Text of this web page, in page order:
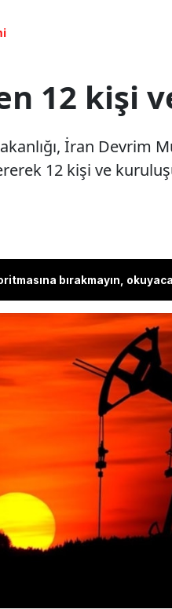
12 kişi
İran Devrim
12 kişi ve
bırakmayın,
ABD Hazine
Ordusu'nun
gerekçe
ekledi.